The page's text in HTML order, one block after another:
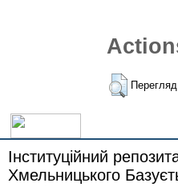
Інституційний
Хмельницького